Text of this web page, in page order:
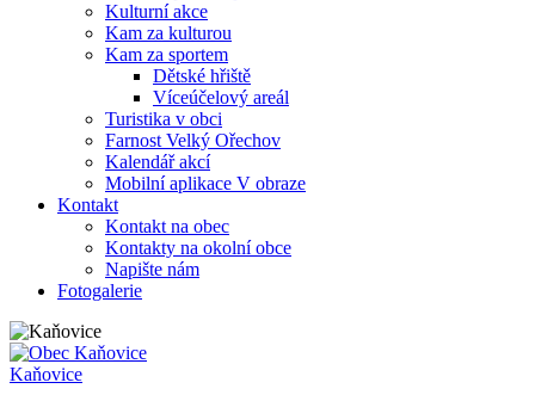
Kulturní akce
Kam za kulturou
Kam za sportem
Dětské hřiště
Víceúčelový areál
Turistika v obci
Farnost Velký Ořechov
Kalendář akcí
Mobilní aplikace V obraze
Kontakt
Kontakt na obec
Kontakty na okolní obce
Napište nám
Fotogalerie
Kaňovice